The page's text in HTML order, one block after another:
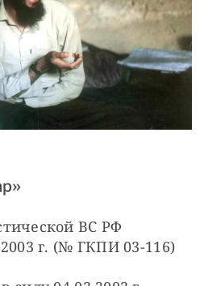
ВС РФ
г. (№ ГКПИ 03-116)